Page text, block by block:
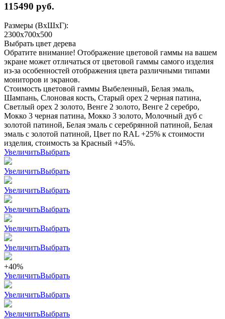
115490 руб.
Размеры (ВхШхГ):
2300x700x500
Выбрать цвет дерева
Обратите внимание! Отображение цветовой гаммы на вашем
экране может отличаться от цветовой гаммы самого изделия
из-за особенностей отображения цвета различными типами
мониторов и экранов.
Стоимость цветовой гаммы Выбеленный, Белая эмаль,
Шампань, Слоновая кость, Старый орех 2 черная патина,
Светлый орех 2 золото, Венге 2 золото, Венге 2 серебро,
Мокко 3 черная патина, Мокко 3 золото, Молочный дуб с
золотой патиной, Белая эмаль с серебрянной патиной, Белая
эмаль с золотой патиной, Цвет по RAL +25% к стоимости
изделия, стоимость за Красный +45%.
УвеличитьВыбрать
УвеличитьВыбрать
УвеличитьВыбрать
УвеличитьВыбрать
УвеличитьВыбрать
УвеличитьВыбрать
+40%
УвеличитьВыбрать
УвеличитьВыбрать
УвеличитьВыбрать